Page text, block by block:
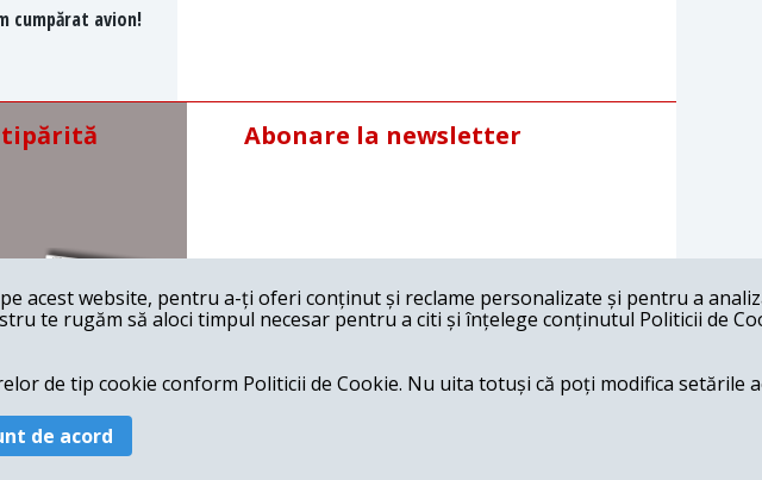
cumpărat avion!
tipărită Abonare la newsletter
22
acest website, pentru a-ți oferi conținut și reclame personalizate și pentru a
te rugăm să aloci timpul necesar pentru a citi și înțelege conținutul Politicii de
de tip cookie conform Politicii de Cookie. Nu uita totuși că poți modifica setările
de acord